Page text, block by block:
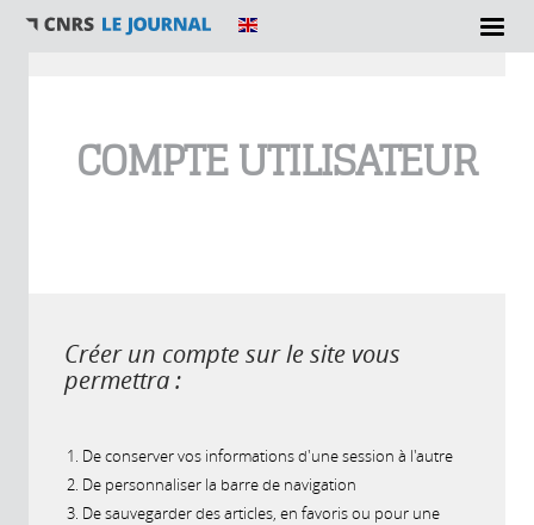
COMPTE UTILISATEUR
Créer un compte sur le site vous
permettra :
De conserver vos informations d'une session à l'autre
De personnaliser la barre de navigation
De sauvegarder des articles, en favoris ou pour une